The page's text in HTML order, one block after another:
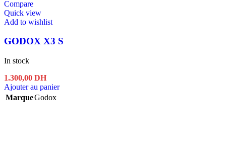
Compare
Quick view
Add to wishlist
GODOX X3 S
In stock
1.300,00 DH
Ajouter au panier
MarqueGodox